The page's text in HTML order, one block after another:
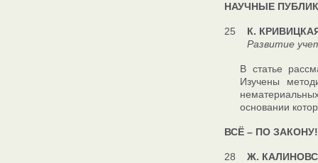
НАУЧНЫЕ
25 К.
Развитие учета
В статье
Изучены
основании
ВСЁ – ПО ЗАКОНУ!
28 Ж.